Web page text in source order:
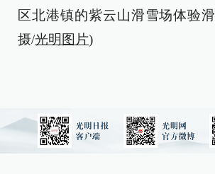
区北港镇的紫云山滑雪场体验
摄/光明图片)